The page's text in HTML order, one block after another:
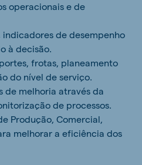
operacionais e de
indicadores de desempenho
à decisão.
frotas, planeamento
do nível de serviço.
melhoria através da
de processos.
Produção, Comercial,
melhorar a eficiência dos